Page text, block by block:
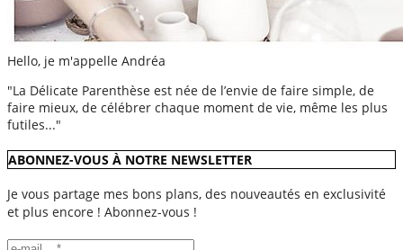
Hello, je m'appelle Andréa
"La Délicate Parenthèse est née de l’envie de faire simple, de
faire mieux, de célébrer chaque moment de vie, même les plus
futiles..."
ABONNEZ-VOUS À NOTRE NEWSLETTER
Je vous partage mes bons plans, des nouveautés en exclusivité
et plus encore ! Abonnez-vous !